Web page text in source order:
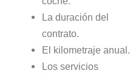
La duración del
contrato.
El kilometraje anual.
Los servicios